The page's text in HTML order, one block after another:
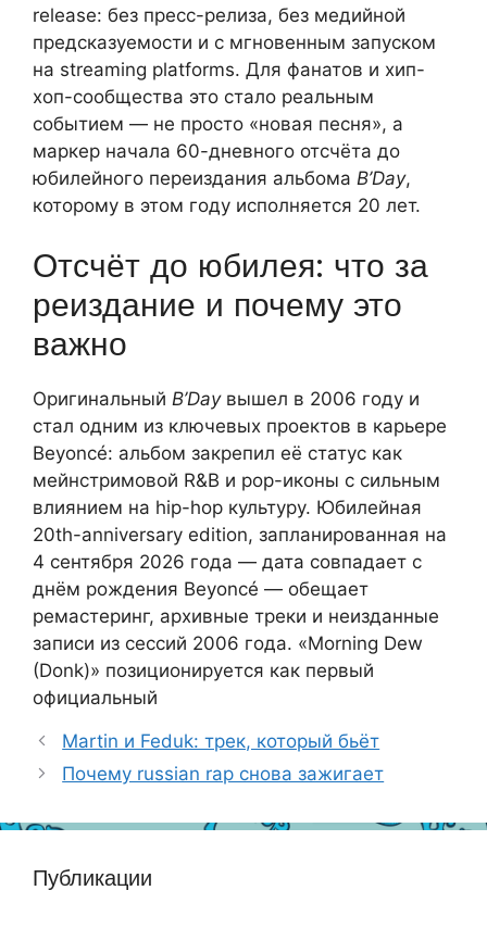
release: без пресс-релиза, без медийной
предсказуемости и с мгновенным запуском
на streaming platforms. Для фанатов и хип-
хоп-сообщества это стало реальным
событием — не просто «новая песня», а
маркер начала 60-дневного отсчёта до
юбилейного переиздания альбома B’Day,
которому в этом году исполняется 20 лет.
Отсчёт до юбилея: что за
реиздание и почему это
важно
Оригинальный B’Dayвышел в 2006 году и
стал одним из ключевых проектов в карьере
Beyoncé: альбом закрепил её статус как
мейнстримовой R&B и pop-иконы с сильным
влиянием на hip-hop культуру. Юбилейная
20th-anniversary edition, запланированная на
4 сентября 2026 года — дата совпадает с
днём рождения Beyoncé — обещает
ремастеринг, архивные треки и неизданные
записи из сессий 2006 года. «Morning Dew
(Donk)» позиционируется как первый
официальный
Martin и Feduk: трек, который бьёт
Почему russian rap снова зажигает
Публикации